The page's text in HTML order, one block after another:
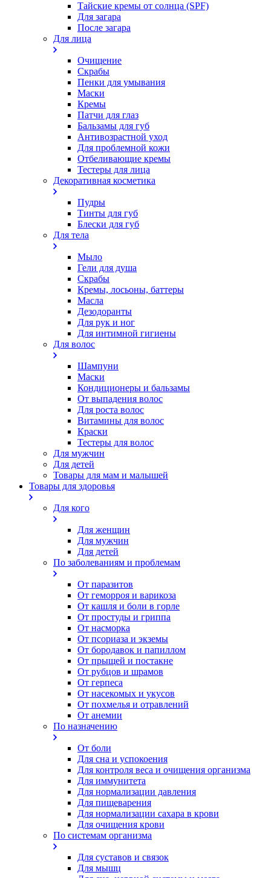
Тайские кремы от солнца (SPF)
Для загара
После загара
Для лица
Очищение
Скрабы
Пенки для умывания
Маски
Кремы
Патчи для глаз
Бальзамы для губ
Антивозрастной уход
Для проблемной кожи
Oтбеливающие кремы
Тестеры для лица
Декоративная косметика
Пудры
Тинты для губ
Блески для губ
Для тела
Мыло
Гели для душа
Скрабы
Кремы, лосьоны, баттеры
Масла
Дезодоранты
Для рук и ног
Для интимной гигиены
Для волос
Шампуни
Маски
Кондиционеры и бальзамы
От выпадения волос
Для роста волос
Витамины для волос
Краски
Тестеры для волос
Для мужчин
Для детей
Товары для мам и малышей
Товары для здоровья
Для кого
Для женщин
Для мужчин
Для детей
По заболеваниям и проблемам
От паразитов
Oт геморроя и варикоза
От кашля и боли в горле
От простуды и гриппа
От насморка
Oт псориаза и экземы
От бородавок и папиллом
От прыщей и постакне
От рубцов и шрамов
От герпеса
От насекомых и укусов
От похмелья и отравлений
От анемии
По назначению
От боли
Для сна и успокоения
Для контроля веса и очищения организма
Для иммунитета
Для нормализации давления
Для пищеварения
Для нормализации сахара в крови
Для очищения крови
По системам организма
Для суставов и связок
Для мышц